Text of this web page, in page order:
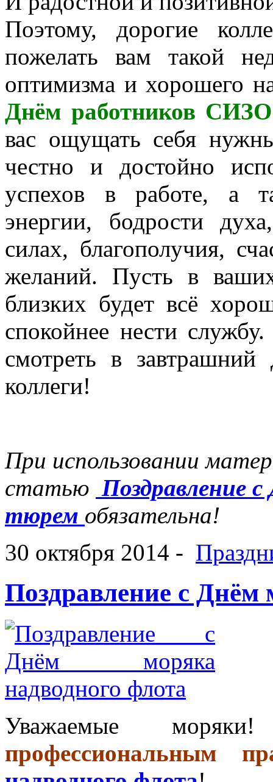
Поэтому, дорогие
пожелать вам такой
оптимизма и хорошего
Днём работников
вас ощущать себя
честно и достойно
успехов в работе, а
энергии, бодрости
силах, благополучия,
желаний. Пусть в
близких будет всё
спокойнее нести
смотреть в
коллеги!
При использовании
статью Поздравление
тюрем обязательна!
30 октября 2014 -
Поздравление с Днём
Уважаемые
профессиональным